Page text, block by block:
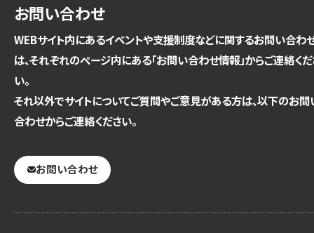
お問い合わせ
WEBサイト内にあるイベントや支援制度などに関するお問い合わ
は、それぞれのページ内にある「お問い合わせ情報」からご連絡く
い。
それ以外でサイトについてご質問やご意見がある方は、以下のお問
合わせからご連絡ください。
お問い合わせ